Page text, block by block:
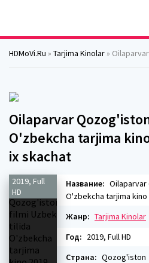
HDMoVi.Ru » Tarjima Kinolar » Oilaparvar Qozog'iston
Oilaparvar
O'zbekcha tarjima
ix skachat
2019, Full
HD
Название:
O'zbekcha tarjima kino
Жанр: Tarjima Kinolar
Год: 2019, Full HD
Страна: Qozog'iston